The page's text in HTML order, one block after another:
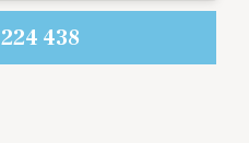
438